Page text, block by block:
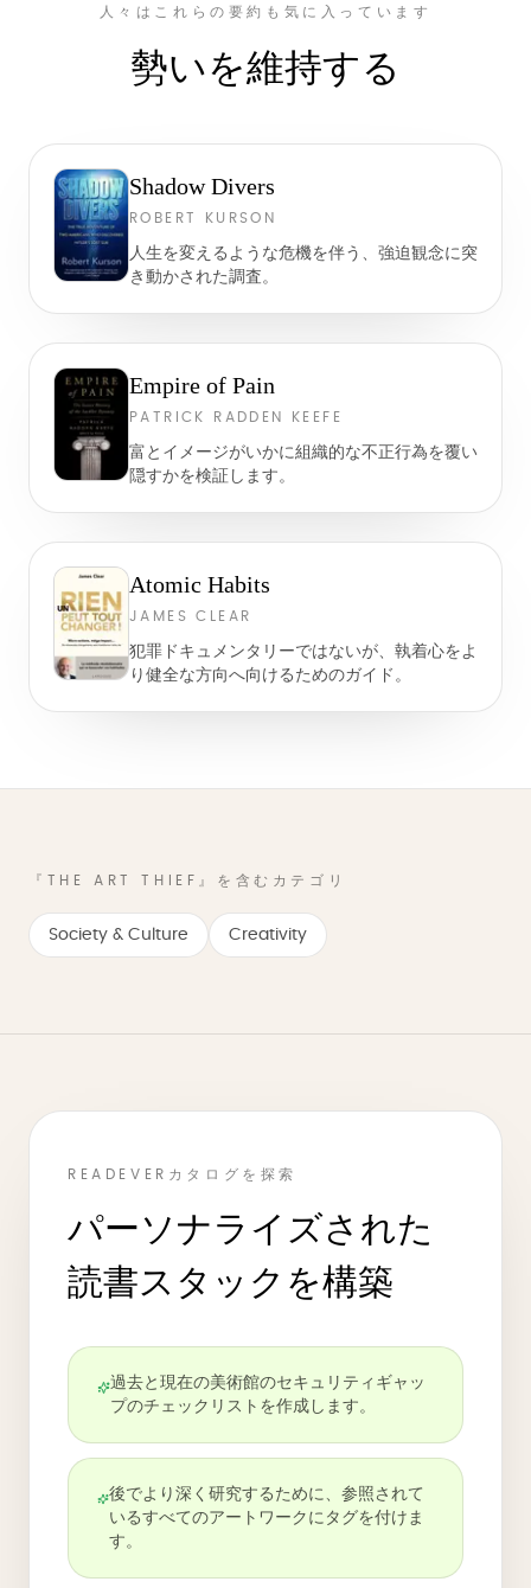
人々はこれらの要約も気に入っています
勢いを維持する
Shadow Divers
ROBERT KURSON
人生を変えるような危機を伴う、強迫観念に突
き動かされた調査。
Empire of Pain
PATRICK RADDEN KEEFE
富とイメージがいかに組織的な不正行為を覆い
隠すかを検証します。
Atomic Habits
JAMES CLEAR
犯罪ドキュメンタリーではないが、執着心をよ
り健全な方向へ向けるためのガイド。
『THE ART THIEF』を含むカテゴリ
Society & Culture Creativity
READEVERカタログを探索
パーソナライズされた
読書スタックを構築
過去と現在の美術館のセキュリティギャッ
プのチェックリストを作成します。
後でより深く研究するために、参照されて
いるすべてのアートワークにタグを付けま
す。